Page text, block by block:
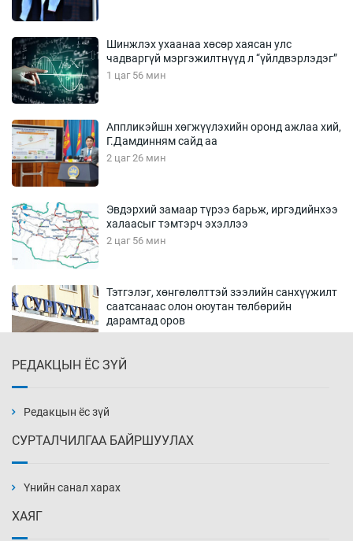
Шинжлэх ухаанаа хөсөр хаясан улс
чадваргүй мэргэжилтнүүд л “үйлдвэрлэдэг”
1 цаг 56 мин
Аппликэйшн хөгжүүлэхийн оронд ажлаа хий,
Г.Дамдинням сайд аа
2 цаг 26 мин
Эвдэрхий замаар түрээ барьж, иргэдийнхээ
халаасыг тэмтэрч эхэллээ
2 цаг 56 мин
Тэтгэлэг, хөнгөлөлттэй зээлийн санхүүжилт
саатсанаас олон оюутан төлбөрийн
дарамтад оров
18 цаг 56 мин
19 цаг 26 мин
РЕДАКЦЫН ЁС ЗҮЙ
Редакцын ёс зүй
СУРТАЛЧИЛГАА БАЙРШУУЛАХ
Үнийн санал харах
ХАЯГ